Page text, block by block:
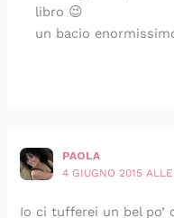
libro 😉
un bacio
PAOLA
4 GIUGNO 2015
Io ci tufferei un bel po’